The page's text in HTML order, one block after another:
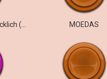
MOEDAS